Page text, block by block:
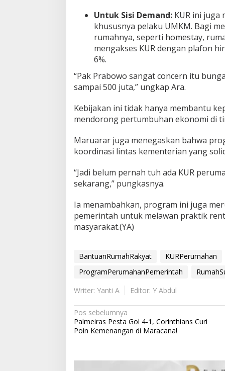
Untuk Sisi Demand: KUR ini juga
khususnya pelaku UMKM. Bagi
rumahnya, seperti homestay,
mengakses KUR dengan plafon
6%.
“Pak Prabowo sangat concern itu
sampai 500 juta,” ungkap Ara.
Kebijakan ini tidak hanya membantu
mendorong pertumbuhan ekonomi di
Maruarar juga menegaskan bahwa
koordinasi lintas kementerian yang
“Jadi belum pernah tuh ada KUR
sekarang,” pungkasnya.
Ia menambahkan, program ini juga
pemerintah untuk melawan praktik
masyarakat.(YA)
BantuanRumahRakyat KURPerumahan
ProgramPerumahanPemerintah
Writer: Yanti A
Editor: Y Abdul
N
a
i
Pos sebelumnya
Palmeiras Pesta Gol 4-1, Corinthians Curi
Poin Kemenangan di Maracana!